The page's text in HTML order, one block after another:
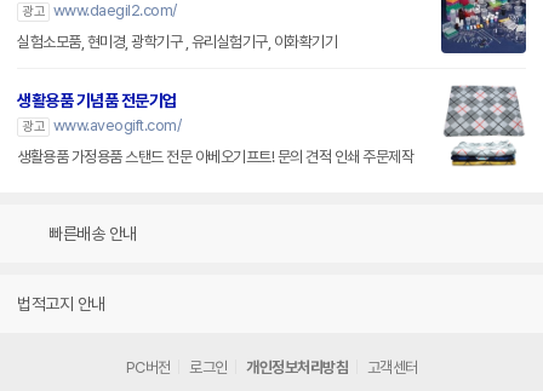
광고 www.daegil2.com/
실험소모품, 현미경, 광학기구 , 유리실험기구, 이화확기기
생활용품 기념품 전문기업
광고 www.aveogift.com/
생활용품 가정용품 스탠드 전문 아베오기프트! 문의 견적 인쇄 주문제작
빠른배송 안내
법적고지 안내
PC버전 로그인 개인정보처리방침 고객센터